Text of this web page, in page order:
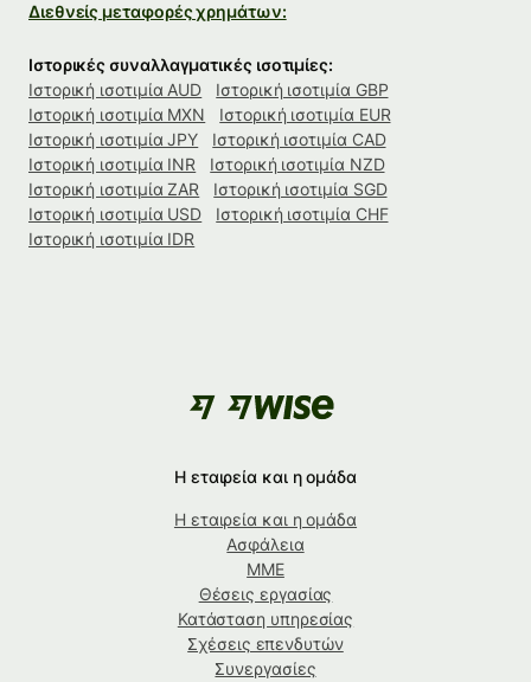
Διεθνείς μεταφορές χρημάτων:
Ιστορικές συναλλαγματικές ισοτιμίες:
Ιστορική ισοτιμία AUD
Ιστορική ισοτιμία GBP
Ιστορική ισοτιμία MXN
Ιστορική ισοτιμία EUR
Ιστορική ισοτιμία JPY
Ιστορική ισοτιμία CAD
Ιστορική ισοτιμία INR
Ιστορική ισοτιμία NZD
Ιστορική ισοτιμία ZAR
Ιστορική ισοτιμία SGD
Ιστορική ισοτιμία USD
Ιστορική ισοτιμία CHF
Ιστορική ισοτιμία IDR
Η εταιρεία και η ομάδα
Η εταιρεία και η ομάδα
Ασφάλεια
ΜΜΕ
Θέσεις εργασίας
Κατάσταση υπηρεσίας
Σχέσεις επενδυτών
Συνεργασίες